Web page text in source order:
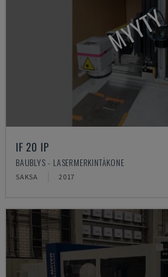
MYYTY
IF 20 IP
BAUBLYS - LASERMERKINTÄKONE
SAKSA 2017